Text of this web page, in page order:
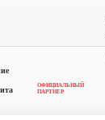
ОФИЦИАЛЬНЫЙ
ПАРТНЕР